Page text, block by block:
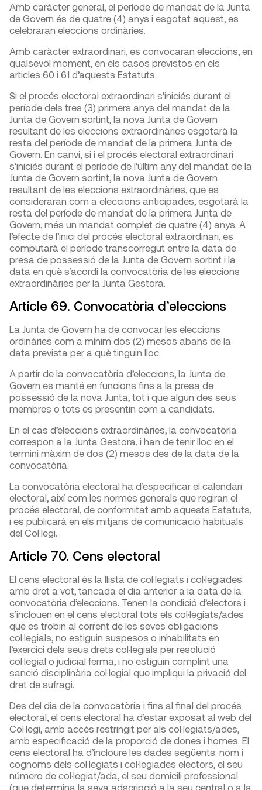
Amb caràcter general, el període de mandat de la Junta
de Govern és de quatre (4) anys i esgotat aquest, es
celebraran eleccions ordinàries.
Amb caràcter extraordinari, es convocaran eleccions, en
qualsevol moment, en els casos previstos en els
articles 60 i 61 d’aquests Estatuts.
Si el procés electoral extraordinari s’iniciés durant el
període dels tres (3) primers anys del mandat de la
Junta de Govern sortint, la nova Junta de Govern
resultant de les eleccions extraordinàries esgotarà la
resta del període de mandat de la primera Junta de
Govern. En canvi, si i el procés electoral extraordinari
s’iniciés durant el període de l’últim any del mandat de la
Junta de Govern sortint, la nova Junta de Govern
resultant de les eleccions extraordinàries, que es
consideraran com a eleccions anticipades, esgotarà la
resta del període de mandat de la primera Junta de
Govern, més un mandat complet de quatre (4) anys. A
l’efecte de l’inici del procés electoral extraordinari, es
computarà el període transcorregut entre la data de
presa de possessió de la Junta de Govern sortint i la
data en què s’acordi la convocatòria de les eleccions
extraordinàries per la Junta Gestora.
Article 69. Convocatòria d’eleccions
La Junta de Govern ha de convocar les eleccions
ordinàries com a mínim dos (2) mesos abans de la
data prevista per a què tinguin lloc.
A partir de la convocatòria d’eleccions, la Junta de
Govern es manté en funcions fins a la presa de
possessió de la nova Junta, tot i que algun des seus
membres o tots es presentin com a candidats.
En el cas d’eleccions extraordinàries, la convocatòria
correspon a la Junta Gestora, i han de tenir lloc en el
termini màxim de dos (2) mesos des de la data de la
convocatòria.
La convocatòria electoral ha d’especificar el calendari
electoral, així com les normes generals que regiran el
procés electoral, de conformitat amb aquests Estatuts,
i es publicarà en els mitjans de comunicació habituals
del Col·legi.
Article 70. Cens electoral
El cens electoral és la llista de col·legiats i col·legiades
amb dret a vot, tancada el dia anterior a la data de la
convocatòria d’eleccions. Tenen la condició d’electors i
s’inclouen en el cens electoral tots els col·legiats/ades
que es trobin al corrent de les seves obligacions
col·legials, no estiguin suspesos o inhabilitats en
l’exercici dels seus drets col·legials per resolució
col·legial o judicial ferma, i no estiguin complint una
sanció disciplinària col·legial que impliqui la privació del
dret de sufragi.
Des del dia de la convocatòria i fins al final del procés
electoral, el cens electoral ha d’estar exposat al web del
Col·legi, amb accés restringit per als col·legiats/ades,
amb especificació de la proporció de dones i homes. El
cens electoral ha d’incloure les dades següents: nom i
cognoms dels col·legiats i col·legiades electors, el seu
número de col·legiat/ada, el seu domicili professional
(que determina la seva adscripció a la seu central o a la